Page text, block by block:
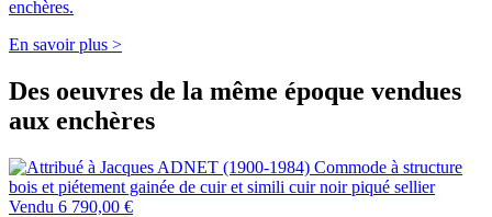
enchères.
En savoir plus >
Des oeuvres de la même époque vendues
aux enchères
Vendu 6 790,00 €